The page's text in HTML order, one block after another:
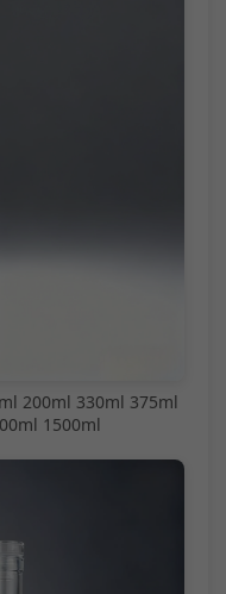
200ml 330ml 375ml
1500ml